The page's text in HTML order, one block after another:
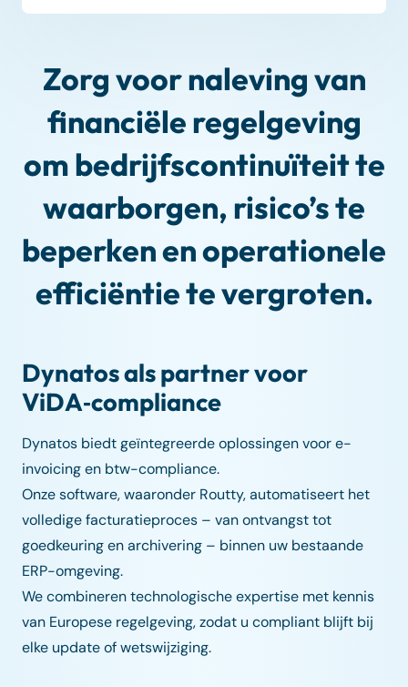
Zorg voor naleving van
financiële regelgeving
om bedrijfscontinuïteit te
waarborgen, risico’s te
beperken en operationele
efficiëntie te vergroten.
Dynatos als partner voor
ViDA‑compliance
Dynatos biedt geïntegreerde oplossingen voor e-
invoicing en btw-compliance.
Onze software, waaronder Routty, automatiseert het
volledige facturatieproces – van ontvangst tot
goedkeuring en archivering – binnen uw bestaande
ERP-omgeving.
We combineren technologische expertise met kennis
van Europese regelgeving, zodat u compliant blijft bij
elke update of wetswijziging.